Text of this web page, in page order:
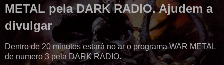
METAL pela DARK RADIO. Ajudem a
divulgar
Dentro de 20 minutos estará no ar o programa WAR METAL
de numero 3 pela DARK RADIO.